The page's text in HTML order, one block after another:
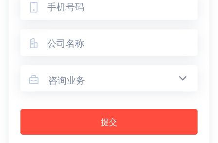


 咨询业务
提交